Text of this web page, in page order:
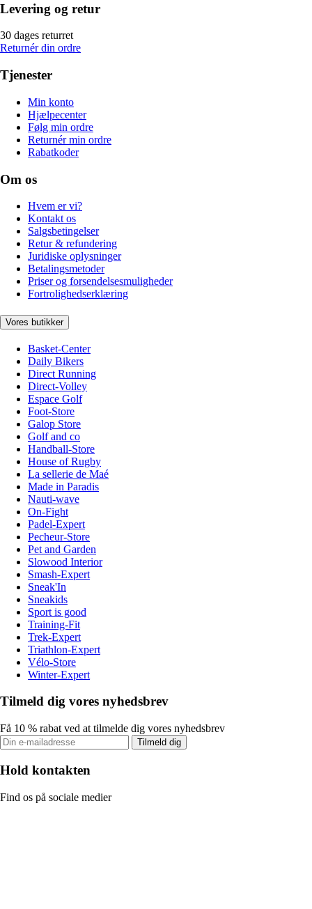
Levering og retur
30 dages returret
Returnér din ordre
Tjenester
Min konto
Hjælpecenter
Følg min ordre
Returnér min ordre
Rabatkoder
Om os
Hvem er vi?
Kontakt os
Salgsbetingelser
Retur & refundering
Juridiske oplysninger
Betalingsmetoder
Priser og forsendelsesmuligheder
Fortrolighedserklæring
Vores butikker
Basket-Center
Daily Bikers
Direct Running
Direct-Volley
Espace Golf
Foot-Store
Galop Store
Golf and co
Handball-Store
House of Rugby
La sellerie de Maé
Made in Paradis
Nauti-wave
On-Fight
Padel-Expert
Pecheur-Store
Pet and Garden
Slowood Interior
Smash-Expert
Sneak'In
Sneakids
Sport is good
Training-Fit
Trek-Expert
Triathlon-Expert
Vélo-Store
Winter-Expert
Tilmeld dig vores nyhedsbrev
Få 10 % rabat ved at tilmelde dig vores nyhedsbrev
Tilmeld dig
Hold kontakten
Find os på sociale medier